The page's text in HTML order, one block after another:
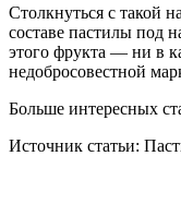
Столкнуться с такой
составе пастилы под
этого фрукта — ни в
недобросовестной
Больше интересных
Источник статьи: